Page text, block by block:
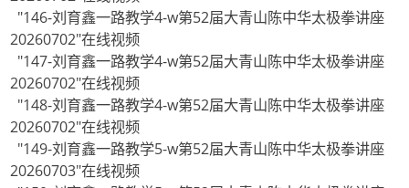
"146-刘育鑫一路教学4-w第52届大青山陈中华太极拳讲座
20260702"在线视频
"147-刘育鑫一路教学4-w第52届大青山陈中华太极拳讲座
20260702"在线视频
"148-刘育鑫一路教学4-w第52届大青山陈中华太极拳讲座
20260702"在线视频
"149-刘育鑫一路教学5-w第52届大青山陈中华太极拳讲座
20260703"在线视频